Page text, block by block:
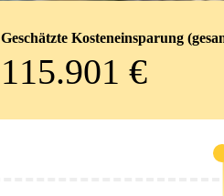
Geschätzte Kosteneinsparung
115.901 €